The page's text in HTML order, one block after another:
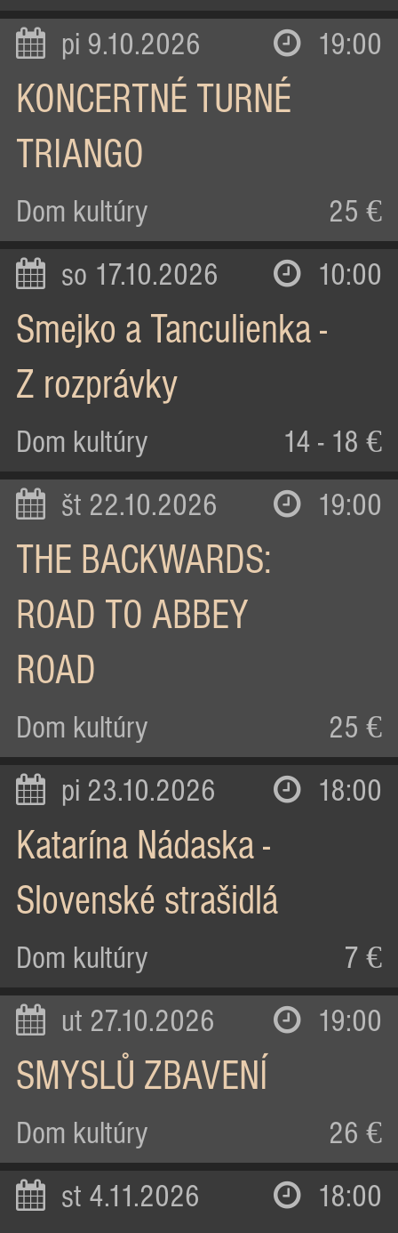
pi 9.10.2026 19:00
KONCERTNÉ TURNÉ
TRIANGO
Dom kultúry 25 €
so 17.10.2026 10:00
Smejko a Tanculienka -
Z rozprávky
Dom kultúry 14 - 18 €
št 22.10.2026 19:00
THE BACKWARDS:
ROAD TO ABBEY
ROAD
Dom kultúry 25 €
pi 23.10.2026 18:00
Katarína Nádaska -
Slovenské strašidlá
Dom kultúry 7 €
ut 27.10.2026 19:00
SMYSLŮ ZBAVENÍ
Dom kultúry 26 €
st 4.11.2026 18:00